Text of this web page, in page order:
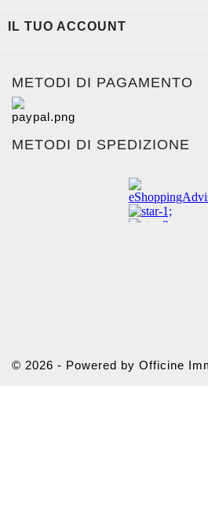
IL TUO ACCOUNT
METODI DI PAGAMENTO
METODI DI SPEDIZIONE
© 2026 - Powered by Officine